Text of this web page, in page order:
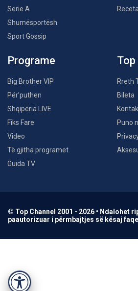
Serie A
Shumësportësh
Sport Gossip
Programe
Big Brother VIP
Për’puthen
Shqipëria LIVE
Fiks Fare
Video
Të gjitha programet
Guida TV
Top
Rreth
Bileta
Puno
© Top Channel 2001 - 2026 • Ndalohet
paautorizuar i përmbajtjes së kësaj